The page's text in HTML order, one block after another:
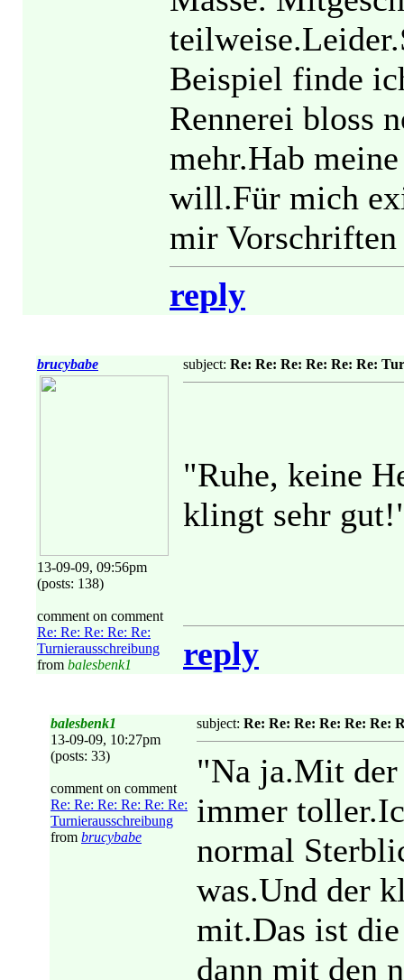
Beispiel finde
Rennerei bloss
mehr.Hab
will.Für mich
mir
reply
brucybabe
13-09-09, 09:56pm
(posts: 138)
comment on comment
Re: Re: Re: Re: Re:
Turnierausschreibung
from balesbenk1
subject: Re: Re: Re: Re: Re: Re:
"Ruhe, keine
klingt sehr
reply
balesbenk1
13-09-09, 10:27pm
(posts: 33)
comment on comment
Re: Re: Re: Re: Re: Re:
Turnierausschreibung
from brucybabe
subject: Re: Re: Re: Re: Re: Re:
"Na ja.Mit
immer
normal
was.Und der
mit.Das ist
dann mit den